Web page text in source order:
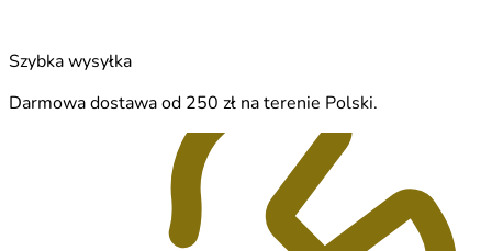
Szybka wysyłka
Darmowa dostawa od 250 zł na terenie Polski.